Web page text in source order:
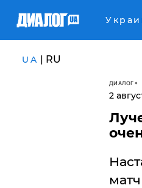
UA | RU
ДИАЛОГ
2